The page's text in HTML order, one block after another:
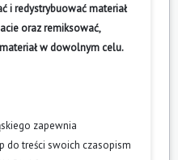
i redystrybuować materiał
oraz remiksować,
w dowolnym celu.
zapewnia
do treści swoich czasopism